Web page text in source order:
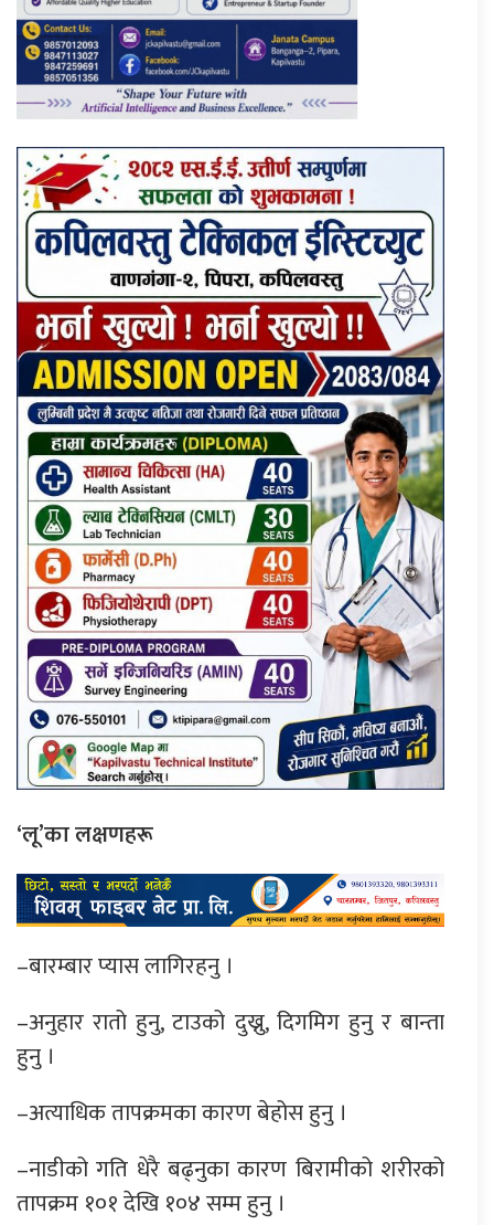
‘लू’का लक्षणहरू
–बारम्बार प्यास लागिरहनु ।
–अनुहार रातो हुनु, टाउको दुख्नु, दिगमिग हुनु र बान्ता
हुनु ।
–अत्याधिक तापक्रमका कारण बेहोस हुनु ।
–नाडीको गति धेरै बढ्नुका कारण बिरामीको शरीरको
तापक्रम १०१ देखि १०४ सम्म हुनु ।